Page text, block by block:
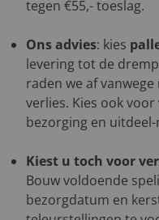
tegen €55,- toeslag.
Ons advies: kies
levering tot de
raden we af
verlies. Kies ook
bezorging en
Kiest u toch voor
Bouw voldoende
bezorgdatum en